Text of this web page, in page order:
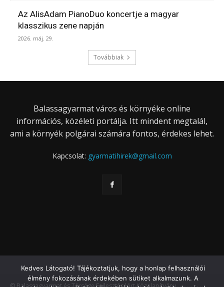
Az AlisAdam PianoDuo koncertje a magyar
klasszikus zene napján
2026. máj. 29.
Továbbiak
Balassagyarmat város és környéke online
információs, közéleti portálja. Itt mindent megtalál,
ami a környék polgárai számára fontos, érdekes lehet.
Kapcsolat: gyarmatihirek@gmail.com
Kedves Látogató! Tájékoztatjuk, hogy a honlap felhasználói
élmény fokozásának érdekében sütiket alkalmazunk. A